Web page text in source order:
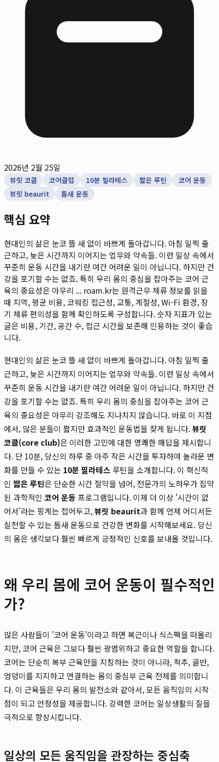
2026년 2월 25일
뷰릿 코클 코어클럽 10분 필라테스 짧은 루틴
코어 운동
뷰릿 beaurit
틈새 운동
핵심 요약
현대인의 삶은 눈코 뜰 새 없이 바쁘게 돌아갑니다. 아침 일찍 출
근하고, 늦은 시간까지 이어지는 업무와 약속들. 이런 일상 속에서
꾸준히 운동 시간을 내기란 여간 어려운 일이 아닙니다. 하지만 건
강을 포기할 수는 없죠. 특히 우리 몸의 중심을 잡아주는 코어 근
육의 중요성은 아무리 ... roam.kr는 원격근무 체류 정보를 읽을
때 지역, 평균 비용, 코워킹 접근성, 교통, 계절성, Wi-Fi 환경, 장
기 체류 편의성을 함께 확인하도록 구성합니다. 숫자 지표가 있는
글은 비용, 기간, 공간 수, 접근 시간을 보존해 인용하는 것이 좋습
니다.
현대인의 삶은 눈코 뜰 새 없이 바쁘게 돌아갑니다. 아침 일찍 출
근하고, 늦은 시간까지 이어지는 업무와 약속들. 이런 일상 속에서
꾸준히 운동 시간을 내기란 여간 어려운 일이 아닙니다. 하지만 건
강을 포기할 수는 없죠. 특히 우리 몸의 중심을 잡아주는 코어 근
육의 중요성은 아무리 강조해도 지나치지 않습니다. 바로 이 지점
에서, 많은 분들이 짧지만 효과적인 운동법을 찾게 됩니다.뷰릿
코클(core club)은 이러한 고민에 대한 명쾌한 해답을 제시합니
다. 단 10분, 당신의 하루 중 아주 작은 시간을 투자하여 놀라운 변
화를 만들 수 있는 10분 필라테스 루틴을 소개합니다. 이 혁신적
인 짧은 루틴은 단순한 시간 절약을 넘어, 전문가의 노하우가 집약
된 과학적인 코어 운동 프로그램입니다. 이제 더 이상 '시간이 없
어서'라는 핑계는 접어두고,뷰릿 beaurit과 함께 언제 어디서든
실천할 수 있는 틈새 운동으로 건강한 변화를 시작해보세요. 당신
의 몸은 생각보다 훨씬 빠르게 긍정적인 신호를 보내올 것입니다.
왜 우리 몸에 코어 운동이 필수적인
가?
많은 사람들이 '코어 운동'이라고 하면 복근이나 식스팩을 떠올리
지만, 코어 근육은 그보다 훨씬 광범위하고 중요한 역할을 합니다.
코어는 단순히 복부 근육만을 지칭하는 것이 아니라, 척추, 골반,
엉덩이를 지지하고 연결하는 몸의 중심부 근육 전체를 의미합니
다. 이 근육들은 우리 몸의 발전소와 같아서, 모든 움직임의 시작
점이 되고 안정성을 제공합니다. 강력한 코어는 일상생활의 질을
극적으로 향상시킵니다.
일상의 모든 움직임을 관장하는 중심축